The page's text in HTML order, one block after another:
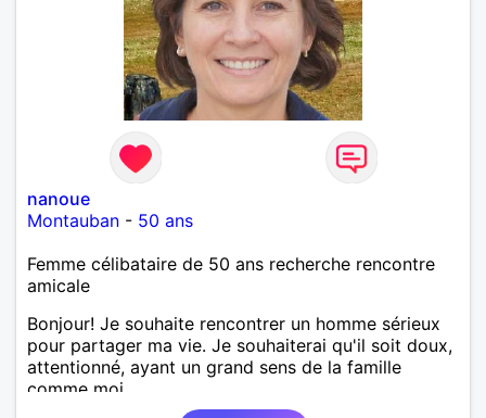
nanoue
Montauban - 50 ans
Femme célibataire de 50 ans recherche rencontre
amicale
Bonjour! Je souhaite rencontrer un homme sérieux
pour partager ma vie. Je souhaiterai qu'il soit doux,
attentionné, ayant un grand sens de la famille
comme moi.